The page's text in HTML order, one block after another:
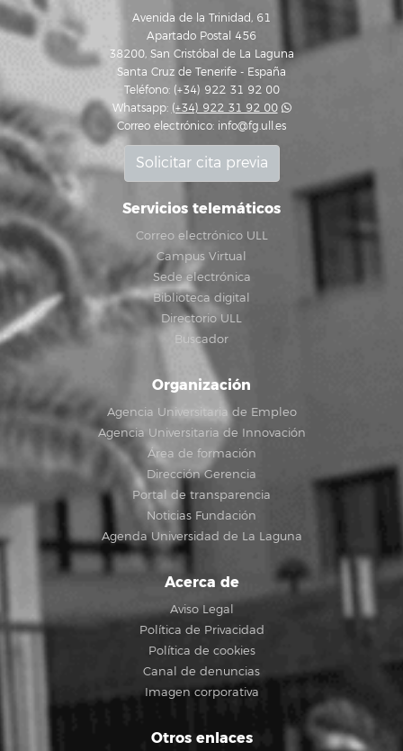
Avenida de la Trinidad, 61
Apartado Postal 456
38200, San Cristóbal de La Laguna
Santa Cruz de Tenerife - España
Teléfono: (+34) 922 31 92 00
Whatsapp: (+34) 922 31 92 00
Correo electrónico: info@fg.ull.es
Solicitar cita previa
Servicios telemáticos
Correo electrónico ULL
Campus Virtual
Sede electrónica
Biblioteca digital
Directorio ULL
Buscador
Organización
Agencia Universitaria de Empleo
Agencia Universitaria de Innovación
Área de formación
Dirección Gerencia
Portal de transparencia
Noticias Fundación
Agenda Universidad de La Laguna
Acerca de
Aviso Legal
Política de Privacidad
Política de cookies
Canal de denuncias
Imagen corporativa
Otros enlaces